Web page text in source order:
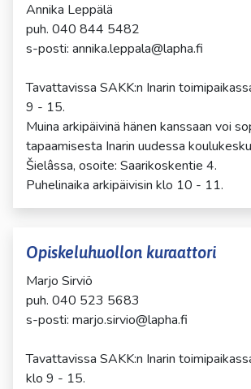
Annika Leppälä
puh. 040 844 5482
s-posti: annika.leppala@lapha.fi
Tavattavissa SAKK:n Inarin
9 - 15.
Muina arkipäivinä hänen kanssaan voi
tapaamisesta Inarin uudessa
Šielâssa, osoite: Saarikoskentie 4.
Puhelinaika arkipäivisin klo 10 - 11.
Opiskeluhuollon kuraattori
Marjo Sirviö
puh. 040 523 5683
s-posti: marjo.sirvio@lapha.fi
Tavattavissa SAKK:n Inarin
klo 9 - 15.